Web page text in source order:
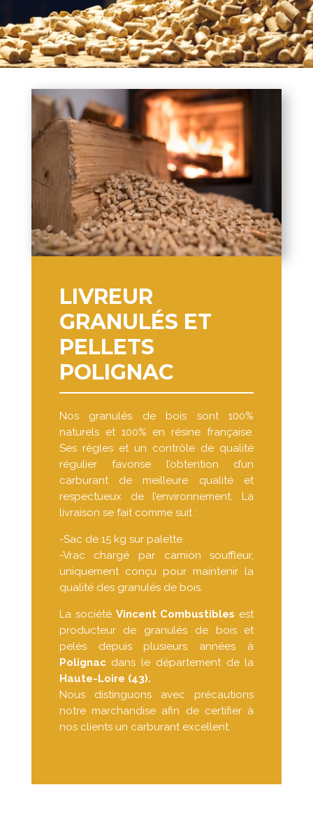
LIVREUR
GRANULÉS ET
PELLETS
POLIGNAC
Nos granulés de bois sont 100%
naturels et 100% en résine française.
Ses règles et un contrôle de qualité
régulier favorise l’obtention d’un
carburant de meilleure qualité et
respectueux de l’environnement. La
livraison se fait comme suit :
-Sac de 15 kg sur palette
-Vrac chargé par camion souffleur,
uniquement conçu pour maintenir la
qualité des granulés de bois.
La société Vincent Combustibles est
producteur de granulés de bois et
pelés depuis plusieurs années à
Polignacdans le département de la
Haute-Loire (43).
Nous distinguons avec précautions
notre marchandise afin de certifier à
nos clients un carburant excellent.